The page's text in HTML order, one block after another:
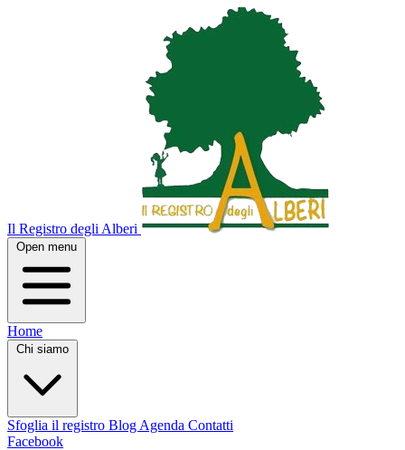
Il Registro degli Alberi
Open menu
Home
Chi siamo
Sfoglia il registro Blog Agenda Contatti
Facebook